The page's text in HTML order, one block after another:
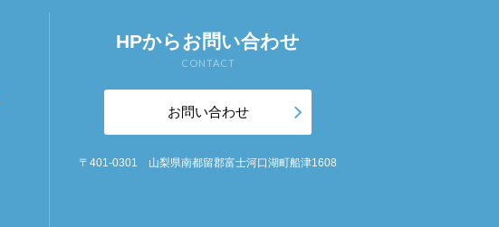
HPからお問い合わせ
CONTACT
お問い合わせ
〒401-0301 山梨県南都留郡富士河口湖町船津1608